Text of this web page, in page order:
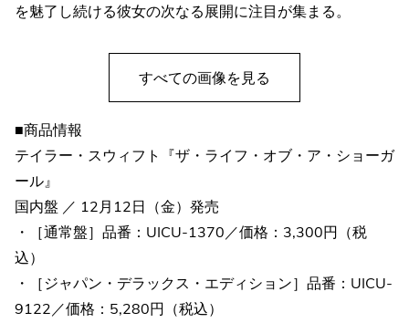
を魅了し続ける彼女の次なる展開に注目が集まる。
すべての画像を見る
■商品情報
テイラー・スウィフト『ザ・ライフ・オブ・ア・ショーガ
ール』
国内盤 ／ 12月12日（金）発売
・［通常盤］品番：UICU-1370／価格：3,300円（税
込）
・［ジャパン・デラックス・エディション］品番：UICU-
9122／価格：5,280円（税込）